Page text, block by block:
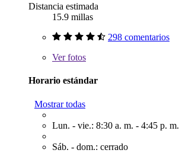
Distancia estimada
15.9 millas
298 comentarios
Verfotos
Horario estándar
Mostrar todas
Lun. - vie.: 8:30 a. m. - 4:45 p. m.
Sáb. - dom.: cerrado